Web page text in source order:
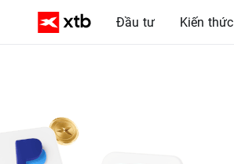
Đầu tư Kiến thức